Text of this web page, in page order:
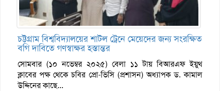
চট্টগ্রাম বিশ্ববিদ্যালয়ের শাটল ট্রেনে মেয়েদের জন্য সংরক্ষিত
বগি দাবিতে গণস্বাক্ষর হস্তান্তর
সোমবার (১০ নভেম্বর ২০২৫) বেলা ১১ টায় বিআরএফ ইয়ুথ
ক্লাবের পক্ষ থেকে চবির প্রো-ভিসি (প্রশাসন) অধ্যাপক ড. কামাল
উদ্দিনের কাছে...